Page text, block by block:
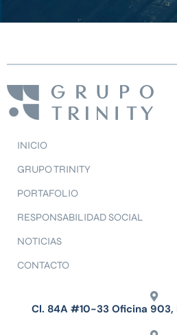
INICIO
GRUPO TRINITY
PORTAFOLIO
RESPONSABILIDAD SOCIAL
NOTICIAS
CONTACTO
Cl. 84A #10-33 Oficina 903,